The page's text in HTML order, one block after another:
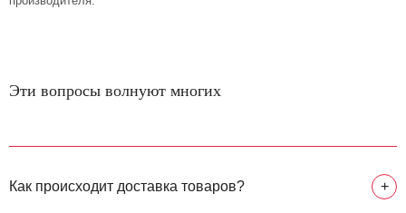
Эти вопросы волнуют многих
Как происходит доставка товаров? +